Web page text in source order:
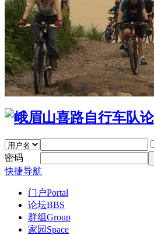
密码
快捷导航
门户Portal
论坛BBS
群组Group
家园 Space